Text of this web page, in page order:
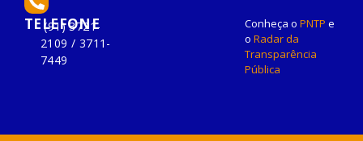
TELEFONE
(91) 3721-
2109 / 3711-
7449
Conheça o PNTP e
o Radar da
Transparência
Pública